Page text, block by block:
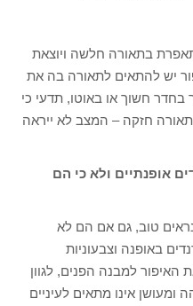
בתאורה חלשה ויוצאת
יש להתאים לתאורה בה את
חשוך או באוטו, תדעי כי
תאורה חזקה – המצב לא ייראה
אופנתיים ולא כי הם
טוב, גם אם הם לא
באופנה וצבעוניות
למבנה הפנים, לגוון
אינו מתאים לעיניים